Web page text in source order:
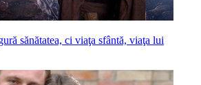
sănătatea, ci viaţa sfântă, viaţa lui